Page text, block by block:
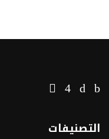
التصنيفات